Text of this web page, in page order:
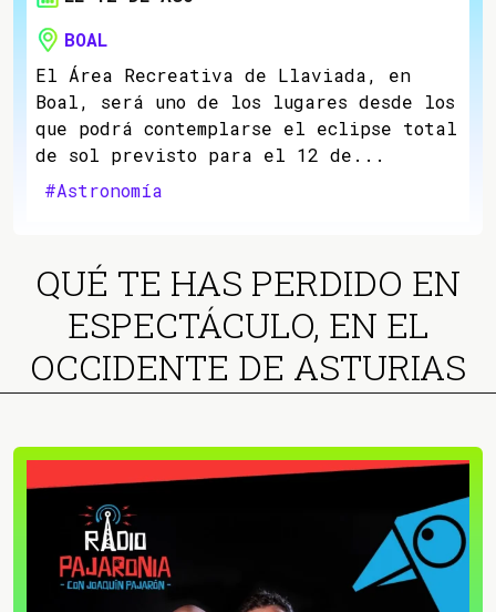
BOAL
El Área Recreativa de Llaviada, en
Boal, será uno de los lugares desde los
que podrá contemplarse el eclipse total
de sol previsto para el 12 de...
#Astronomía
QUÉ TE HAS PERDIDO EN
ESPECTÁCULO, EN EL
OCCIDENTE DE ASTURIAS